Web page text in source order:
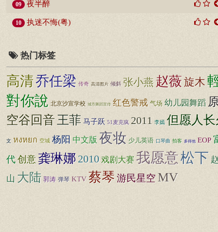
09 夜半醉
10 执迷不悔(粤)
热门标签
高清乔任梁 传奇 高清图片 倾斜 张小燕 赵薇旋木
對你說 北京沙宣学校 城市舞蹈宣传 红色警戒 气场 幼儿园舞蹈
空谷回音王菲 马子跃 51麦克疯 2011 李嫣 但愿人
文 หงหยก 空城 杨阳 中文版 夜妆 少儿英语 口琴曲 拍客 多得他 EOP
代创意 龚琳娜 2010 戏剧大赛 我愿意松下
山 大陆 郭涛 弹琴 KTV 蔡琴 游民星空MV